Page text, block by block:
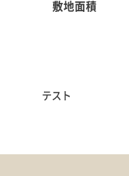
敷地面積
テスト